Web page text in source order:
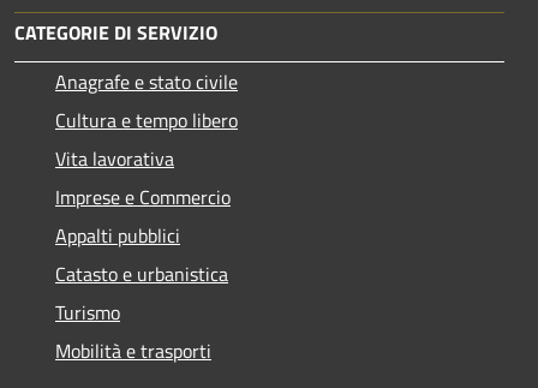
CATEGORIE DI SERVIZIO
Anagrafe e stato civile
Cultura e tempo libero
Vita lavorativa
Imprese e Commercio
Appalti pubblici
Catasto e urbanistica
Turismo
Mobilità e trasporti